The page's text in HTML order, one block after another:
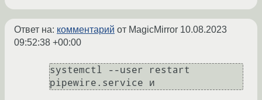
Ответ на: комментарий от MagicMirror 10.08.2023
09:52:38 +00:00
systemctl --user restart